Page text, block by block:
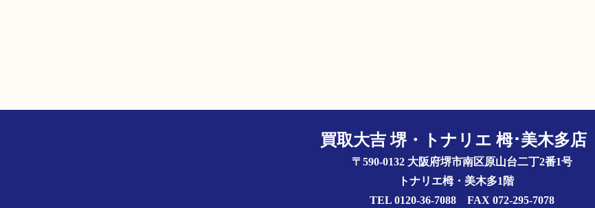
買取大吉 堺・トナリエ 栂･美木多店
〒590-0132 大阪府堺市南区原山台二丁2番1号
トナリエ栂・美木多1階
TEL 0120-36-7088 FAX 072-295-7078